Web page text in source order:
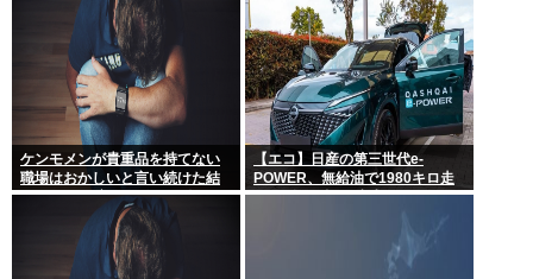
ケンモメンが貴重品を持てない
職場はおかしいと言い続けた結
果 ルールが変わり始めた件
【エコ】日産の第三世代e-
POWER、無給油で1980キロ走
ってギネス記録達成